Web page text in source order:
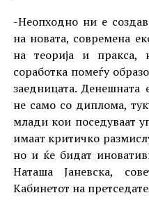
-Неопходно ни е
на новата, современа
на теорија и пракса,
соработка помеѓу
заедницата. Денешната
не само со диплома,
млади кои поседуваат
имаат критичко
но и ќе бидат
Наташа Јаневска,
Кабинетот на